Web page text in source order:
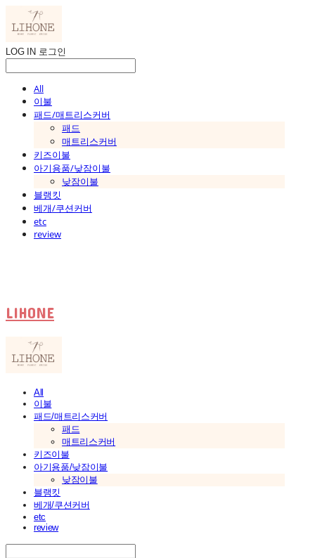
LOG IN 로그인
All
이불
패드/매트리스커버
패드
매트리스커버
키즈이불
아기용품/낮잠이불
낮잠이불
블랭킷
베개/쿠션커버
etc
review
LIHONE
All
이불
패드/매트리스커버
패드
매트리스커버
키즈이불
아기용품/낮잠이불
낮잠이불
블랭킷
베개/쿠션커버
etc
review